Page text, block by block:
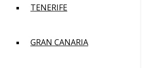
TENERIFE
GRAN CANARIA